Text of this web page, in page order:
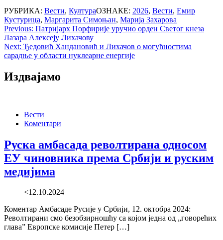
РУБРИКА: Вести, КултураОЗНАКЕ: 2026, Вести, Емир
Кустурица, Маргарита Симоњан, Марија Захарова
Post
navigation
Previous: Патријарх Порфирије уручио орден Светог кнеза
Лазара Алексеју Лихачову
Next: Ђедовић Хандановић и Лихачов о могућностима
сарадње у области нуклеарне енергије
Издвајамо
Вести
Коментари
Руска амбасада револтирана односом
ЕУ чиновника према Србији и руским
медијима
<12.10.2024
Коментар Амбасаде Русије у Србији, 12. октобра 2024:
Револтирани смо безобзирношћу са којом једна од „говорећих
глава” Европске комисије Петер […]